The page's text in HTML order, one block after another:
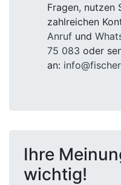
Fragen, nutzen
zahlreichen
Anruf und
75 083 oder
an:
Ihre
wichtig!